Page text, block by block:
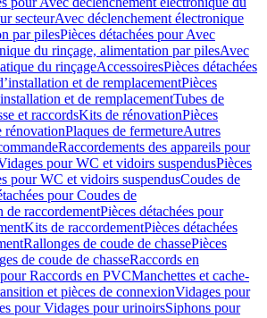
secteurAvec déclenchement électronique
par pilesPièces détachées pour Avec
du rinçage, alimentation par pilesAvec
du rinçageAccessoiresPièces détachées
et de remplacementPièces
et de remplacementTubes de
et raccordsKits de rénovationPièces
rénovationPlaques de fermetureAutres
Raccordements des appareils pour
pour WC et vidoirs suspendusPièces
pour WC et vidoirs suspendusCoudes de
pour Coudes de
de raccordementPièces détachées pour
Kits de raccordementPièces détachées
Rallonges de coude de chassePièces
de coude de chasseRaccords en
Raccords en PVCManchettes et cache-
et pièces de connexionVidages pour
pour Vidages pour urinoirsSiphons pour